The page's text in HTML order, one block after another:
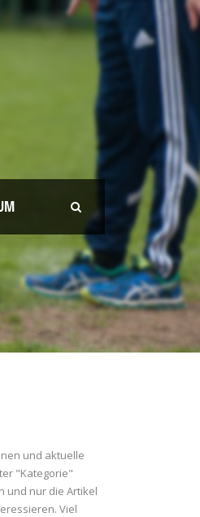
und aktuelle
"Kategorie"
und nur die Artikel
Viel